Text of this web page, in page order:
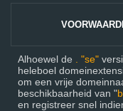
Alhoewel de . "se"
heleboel
om een vrije
beschikbaarheid van "
en registreer snel